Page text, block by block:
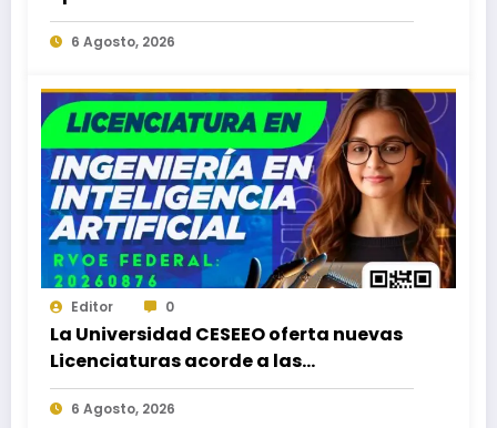
Licenciaturas en los Campus Oaxaca,
Puerto Escondido, Ixtepec y en la
6 Agosto, 2026
Editor 0
La Universidad CESEEO oferta nuevas
Licenciaturas acorde a las
necesidades educativas de los
egresados de escuelas del nivel medio
6 Agosto, 2026